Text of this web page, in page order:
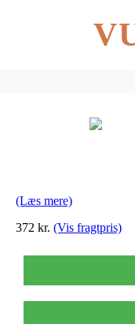
(Læs mere)
372 kr. (Vis fragtpris)